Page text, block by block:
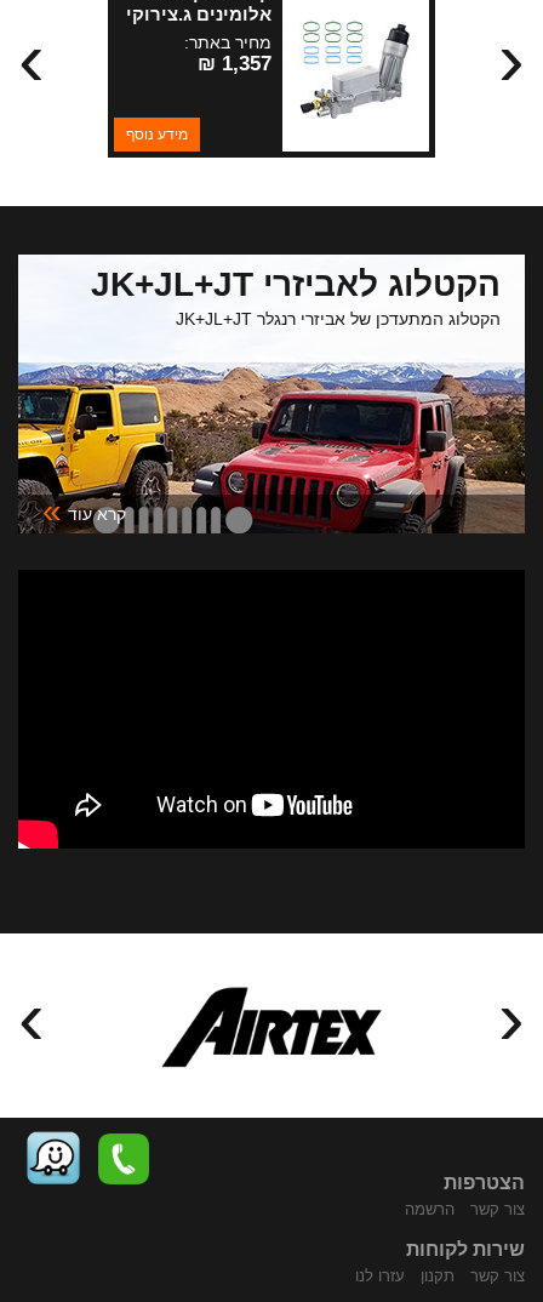
אלומינים ג.צירוקי
+JL+ WK2+JK
דיזל+KL 3.2 2014
מחיר באתר:
1,357 ₪
מידע נוסף
› ‹
הקטלוג לאביזרי JK+JL+JT
הקטלוג המתעדכן של אביזרי רנגלר JK+JL+JT
קרא עוד »
› ‹
הצטרפות
צור קשר הרשמה
שירות לקוחות
צור קשר תקנון עזרו לנו